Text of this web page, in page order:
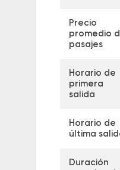
Precio
promedio
pasajes
Horario de
primera
salida
Horario de
última
Duración